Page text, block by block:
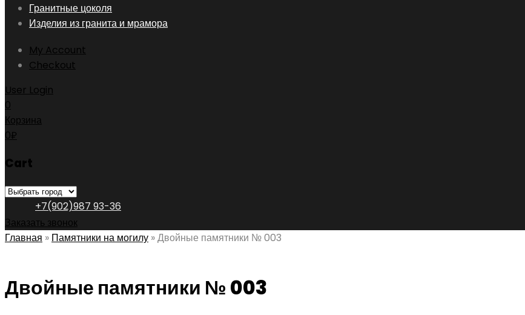
Гранитные цоколя
Изделия из гранита и мрамора
My Account
Checkout
User Login
0
Корзина
0₽
Cart
+7(902)987 93-36
Заказать звонок
Главная » Памятники на могилу »Двойные памятники № 003
Двойные памятники № 003